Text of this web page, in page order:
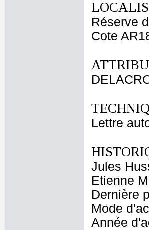
Réserve
Cote
Lettre
Jules
Etienne
Dernière
Mode
Année